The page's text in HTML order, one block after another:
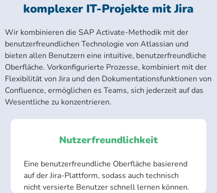
komplexer IT-Projekte mit Jira
Wir kombinieren die SAP Activate-Methodik mit der
benutzerfreundlichen Technologie von Atlassian und
bieten allen Benutzern eine intuitive, benutzerfreundliche
Oberfläche. Vorkonfigurierte Prozesse, kombiniert mit der
Flexibilität von Jira und den Dokumentationsfunktionen von
Confluence, ermöglichen es Teams, sich jederzeit auf das
Wesentliche zu konzentrieren.
Nutzerfreundlichkeit
Eine benutzerfreundliche Oberfläche basierend
auf der Jira-Plattform, sodass auch technisch
nicht versierte Benutzer schnell lernen können.